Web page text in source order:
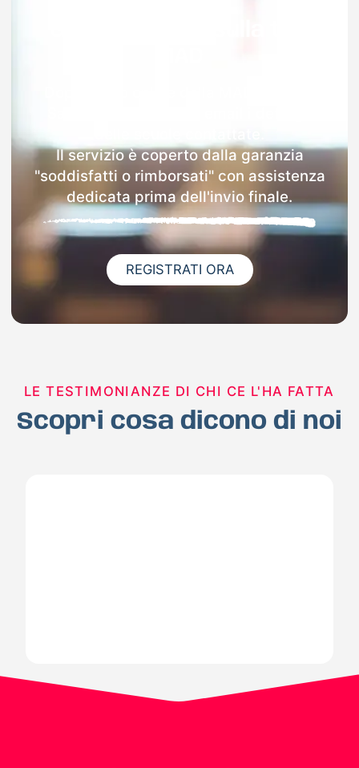
Il servizio è coperto dalla garanzia
"soddisfatti o rimborsati" con assistenza
dedicata prima dell'invio finale.
REGISTRATI ORA
LE TESTIMONIANZE DI CHI CE L'HA FATTA
Scopri cosa dicono di noi